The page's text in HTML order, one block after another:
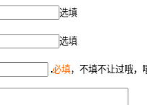
选填
选填
必填，不填不让过哦，